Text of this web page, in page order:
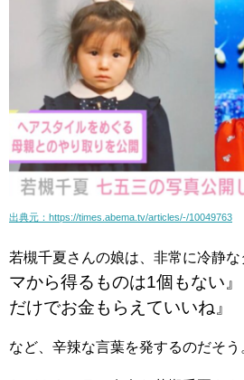
出典元：https://times.abema.tv/articles/-/10049763
若槻千夏さんの娘は、非常に冷静
マから得るものは1個もない
だけでお金もらえていいね』
など、辛辣な言葉を発するのだそう